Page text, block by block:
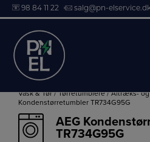
til
indholdet
98 84 11 22 salg@pn-
Vask & Tør/Tørretumblere/Aftræks-
Kondenstørretumbler TR734G95G
AEG
TR734G95G